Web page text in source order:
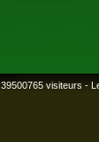
39500765 visiteurs -